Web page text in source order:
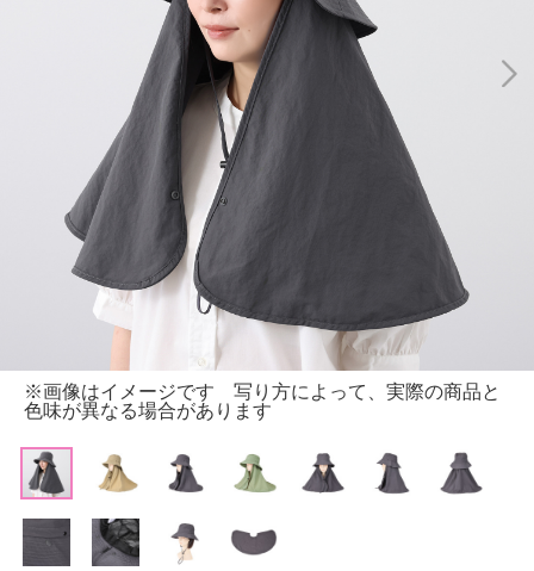
※画像はイメージです 写り方によって、実際の商品と
色味が異なる場合があります